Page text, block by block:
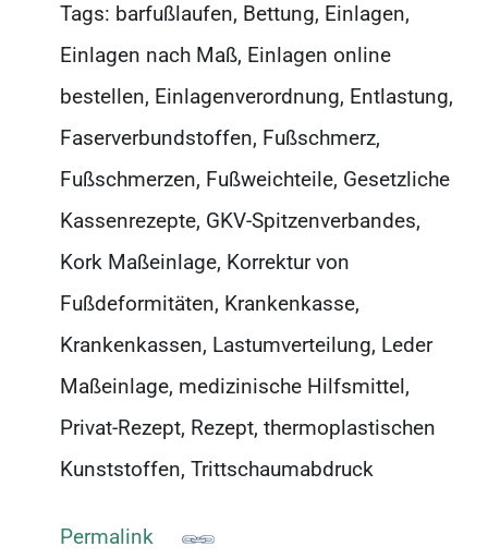
Tags: barfußlaufen, Bettung, Einlagen,
Einlagen nach Maß, Einlagen online
bestellen, Einlagenverordnung, Entlastung,
Faserverbundstoffen, Fußschmerz,
Fußschmerzen, Fußweichteile, Gesetzliche
Kassenrezepte, GKV-Spitzenverbandes,
Kork Maßeinlage, Korrektur von
Fußdeformitäten, Krankenkasse,
Krankenkassen, Lastumverteilung, Leder
Maßeinlage, medizinische Hilfsmittel,
Privat-Rezept, Rezept, thermoplastischen
Kunststoffen, Trittschaumabdruck
Permalink